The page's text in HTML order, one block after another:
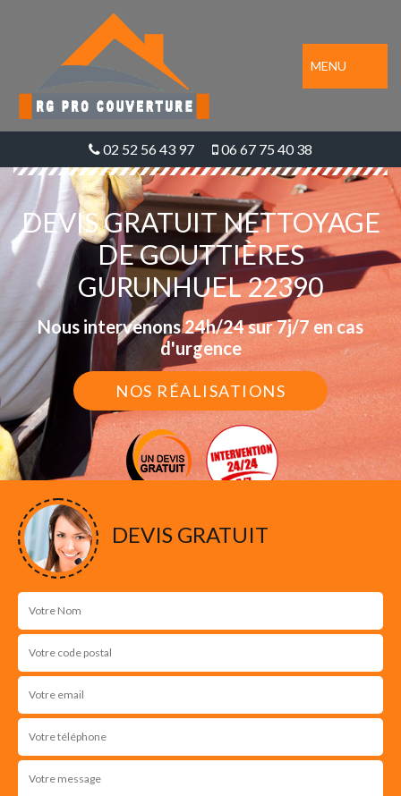
MENU
02 52 56 43 97 06 67 75 40 38
DEVIS GRATUIT NETTOYAGE
DE GOUTTIÈRES
GURUNHUEL 22390
Nous intervenons 24h/24 sur 7j/7 en cas
d'urgence
NOS RÉALISATIONS
DEVIS GRATUIT